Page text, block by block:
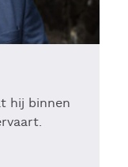
hij binnen